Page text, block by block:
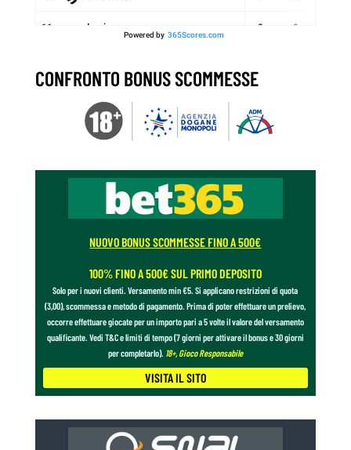
11 Lazio 0 0
Napoli 0
Sassuolo 0
Torino
Udinese 0
Venezia 0 0
Powered by 365Scores.com
CONFRONTO BONUS SCOMMESSE
NUOVO BONUS SCOMMESSE FINO A 500€
100% FINO A 500€ SUL PRIMO DEPOSITO
Solo per i nuovi clienti. Versamento min €5. Si applicano restrizioni di quota
(3,00), scommessa e metodo di pagamento. Prima di poter effettuare un prelievo,
occorre effettuare giocate per un importo pari a 5 volte il valore del versamento
qualificante. Vedi T&C e limiti di tempo (7 giorni per attivare il bonus e 30 giorni
per completarlo). 18+, Gioco Responsabile
VISITA IL SITO